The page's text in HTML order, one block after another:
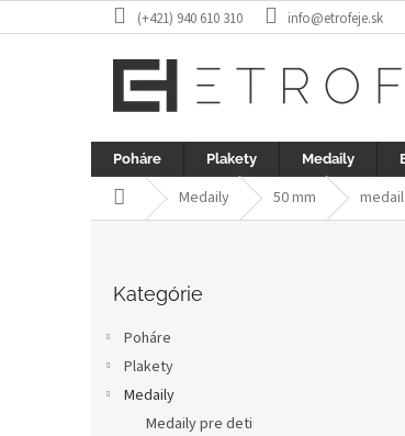
na
(+421) 940 610 310 info@etrofeje.sk
Poháre Plakety Medaily
DomovMedaily 50 mm
kategórie
Kategórie
Poháre
Plakety
Medaily
Medaily pre deti